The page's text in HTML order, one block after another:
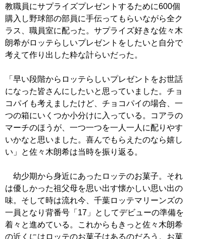
教職員にサプライズプレゼントするために600個
購入し野球部の部員に手伝ってもらいながら全ク
ラス、職員室に配った。サプライズ好きな佐々木
朗希がロッテらしいプレゼントをしたいと自分で
考えて作り出した粋な計らいだった。
「早い段階からロッテらしいプレゼントをお世話
になった皆さんにしたいと思っていました。チョ
コパイも考えましたけど、チョコパイの場合、一
つの箱にいくつか小分けに入っている。コアラの
マーチのほうが、一つ一つを一人一人に配りやす
いかなと思いました。喜んでもらえたのなら嬉し
い」と佐々木朗希は当時を振り返る。
幼少期から身近にあったロッテのお菓子。それ
は優しかった祖父母を思い出す懐かしい思い出の
味。そして時は流れ今、千葉ロッテマリーンズの
一員となり背番号「17」としてデビューの準備を
着々と進めている。これからもきっと佐々木朗希
の近くにはロッテのお菓子はあるのだろう。お菓